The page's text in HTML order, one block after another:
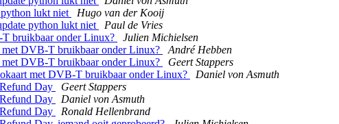
lukt niet
Hugo van der Kooij
python lukt niet
Paul de Vries
bruikbaar onder Linux?
Julien Michielsen
DVB-T bruikbaar onder Linux?
André Hebben
DVB-T bruikbaar onder Linux?
Geert Stappers
met DVB-T bruikbaar onder Linux?
Daniel von Asmuth
Day
Geert Stappers
Day
Daniel von Asmuth
Day
Ronald Hellenbrand